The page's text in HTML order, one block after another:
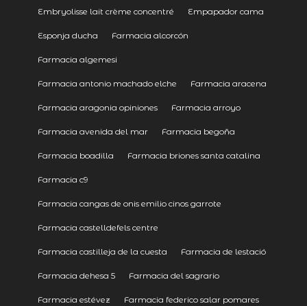
Embryolisse lait crème concentré Empapador cama
Esponja ducha Farmacia alcorcón
Farmacia algemesi
Farmacia antonio machado elche Farmacia aracena
Farmacia aragonia opiniones Farmacia arroyo
Farmacia avenida del mar Farmacia begoña
Farmacia boadilla Farmacia briones santa catalina
Farmacia c9
Farmacia cangas de onis emilio cinos garrote
Farmacia castelldefels centre
Farmacia castilleja de la cuesta Farmacia de lestació
Farmacia dehesa 5 Farmacia del sagrario
Farmacia estévez Farmacia federico salar pomares